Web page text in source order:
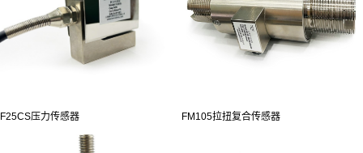
F25CS压力传感器 FM105拉扭复合传感器